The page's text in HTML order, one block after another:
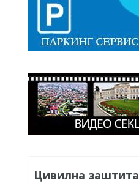
Цивилна заштита